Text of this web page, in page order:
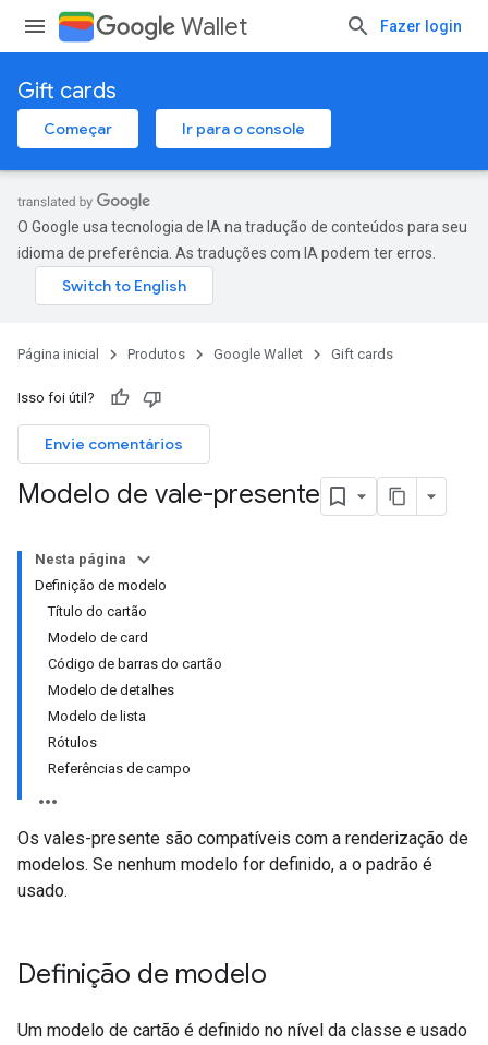
Wallet Fazer login
Gift cards
Começar Ir para o console
O Google usa tecnologia de IA na tradução de conteúdos para seu
idioma de preferência. As traduções com IA podem ter erros.
Página inicial Produtos Google Wallet Gift cards
Isso foi útil?
Envie comentários
Modelo de vale-presente
Nesta página
Definição de modelo
Título do cartão
Modelo de card
Código de barras do cartão
Modelo de detalhes
Modelo de lista
Rótulos
Referências de campo
Os vales-presente são compatíveis com a renderização de
modelos. Se nenhum modelo for definido, a o padrão é
usado.
Definição de modelo
Um modelo de cartão é definido no nível da classe e usado